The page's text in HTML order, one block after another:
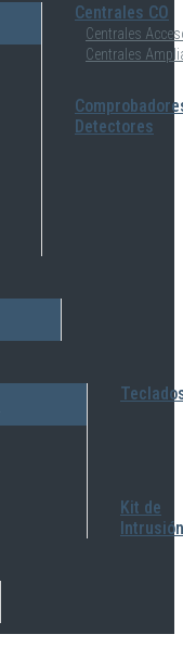
Centrales CO
Centrales
Centrales
Detectores
Kit de
Intrusión